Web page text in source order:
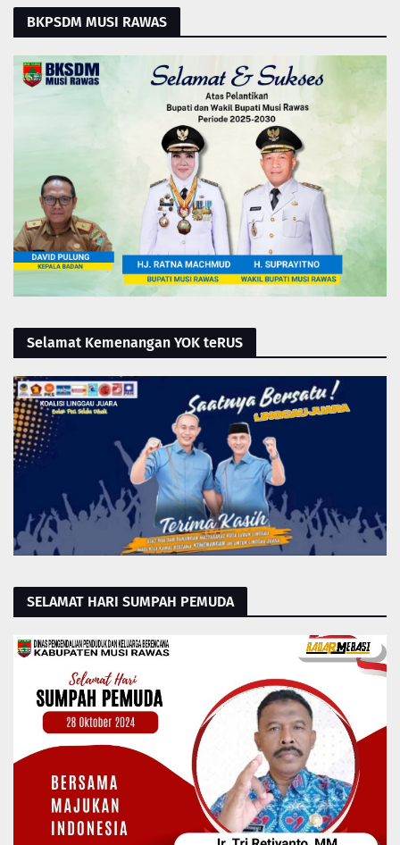
BKPSDM MUSI RAWAS
Selamat Kemenangan YOK teRUS
SELAMAT HARI SUMPAH PEMUDA